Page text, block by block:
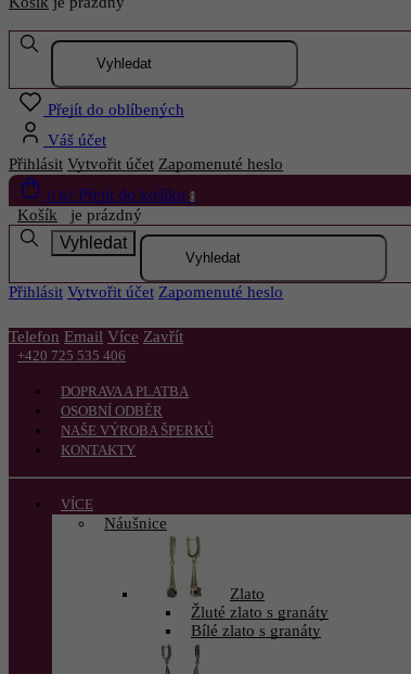
Přejít do oblíbených
Váš účet
Přihlásit Vytvořit účet Zapomenuté heslo
0 Kč Přejít do košíku 0
Košík je prázdný
Vyhledat
Přihlásit Vytvořit účet Zapomenuté heslo
Telefon Email Více Zavřít
+420 725 535 406
DOPRAVA A PLATBA
OSOBNÍ ODBĚR
NAŠE VÝROBA ŠPERKŮ
KONTAKTY
VÍCE
Náušnice
Zlato
Žluté zlato s granáty
Bílé zlato s granáty